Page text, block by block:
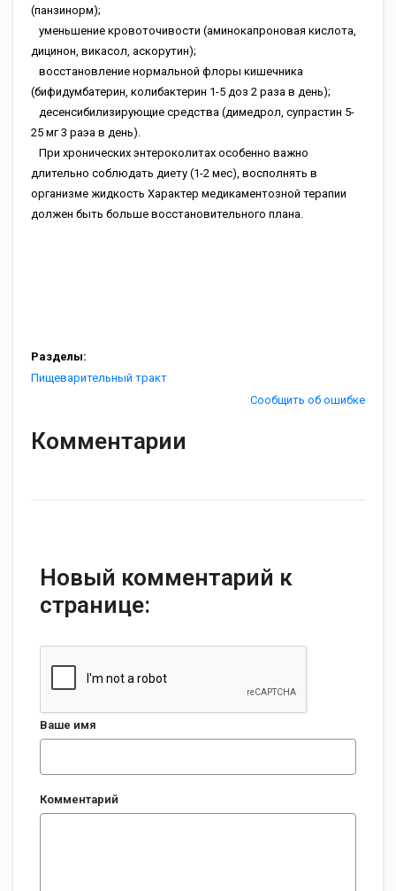
(панзинорм);
уменьшение кровоточивости (аминокапроновая кислота,
дицинон, викасол, аскорутин);
восстановление нормальной флоры кишечника
(бифидумбатерин, колибактерин 1-5 доз 2 раза в день);
десенсибилизирующие средства (димедрол, супрастин 5-
25 мг 3 раэа в день).
При хронических энтероколитах особенно важно
длительно соблюдать диету (1-2 мес), восполнять в
организме жидкость Характер медикаментозной терапии
должен быть больше восстановительного плана.
Разделы:
Пищеварительный тракт
Сообщить об ошибке
Комментарии
Новый комментарий к
странице:
Ваше имя
Комментарий